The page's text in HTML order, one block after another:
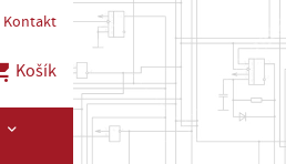
Kontakt
Košík